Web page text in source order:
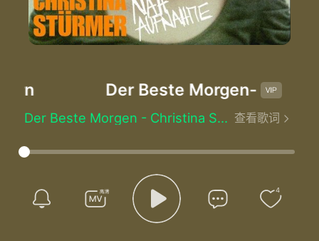
Der Beste Morgen-
Der Beste Morgen - Christina Sturmern
Und hinterm morgen
Haben wir heute nacht verlorn
Unter meiner haut schlägt das herz
Mir ging es niemals besser
查看歌词
4